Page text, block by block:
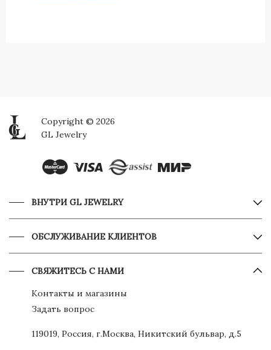
Copyright © 2026
GL Jewelry
ВНУТРИ GL JEWELRY
ОБСЛУЖИВАНИЕ КЛИЕНТОВ
СВЯЖИТЕСЬ С НАМИ
Контакты и магазины
Задать вопрос
119019, Россия, г.Москва, Никитский бульвар, д.5